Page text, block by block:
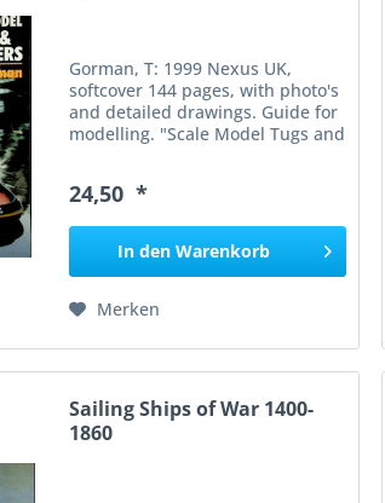
Gorman, T: 1999 Nexus UK,
softcover 144 pages, with photo's
and detailed drawings. Guide for
modelling. "Scale Model Tugs and
builders interested in
24,50 *
In den Warenkorb
Merken
Sailing Ships of War 1400-
1860